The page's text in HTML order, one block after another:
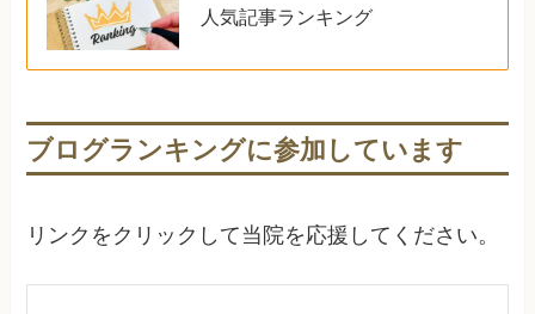
人気記事ランキング
ブログランキングに参加しています
リンクをクリックして当院を応援してください。